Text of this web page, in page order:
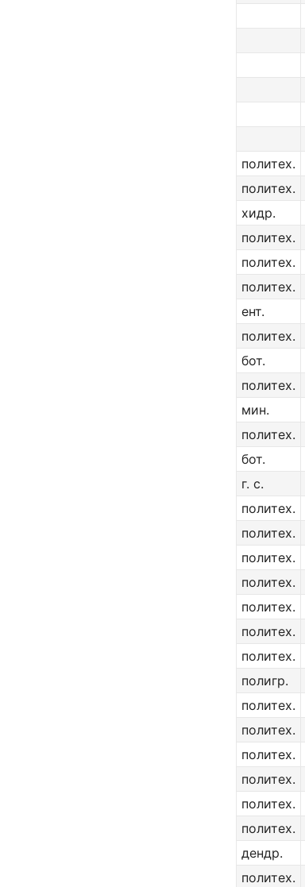
политех.
политех.
хидр.
политех.
политех.
политех.
ент.
политех.
бот.
политех.
мин.
политех.
бот.
г. с.
политех.
политех.
политех.
политех.
политех.
политех.
политех.
полигр.
политех.
политех.
политех.
политех.
политех.
политех.
дендр.
политех.